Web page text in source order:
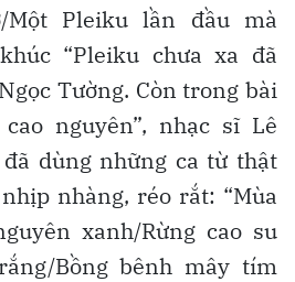
Một Pleiku lần đầu mà
“Pleiku chưa xa đã
Tường. Còn trong bài
nguyên”, nhạc sĩ Lê
dùng những ca từ thật
nhàng, réo rắt: “Mùa
xanh/Rừng cao su
Bồng bênh mây tím